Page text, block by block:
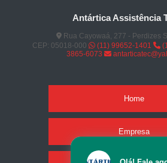
Antártica Assistência
Rua Cayowaá, 277 - Perdizes
CEP: 05018-000
(11) 99652-1401
3865-6073
Home
Empresa